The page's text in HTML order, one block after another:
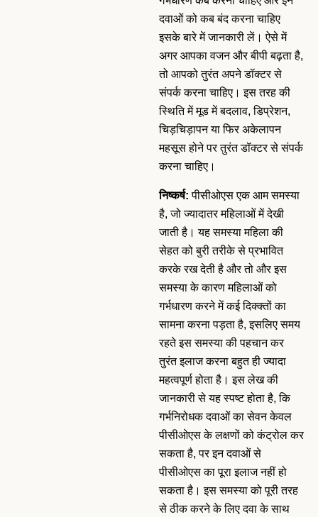
दवाओं को कब बंद करना चाहिए
इसके बारे में जानकारी लें। ऐसे में
अगर आपका वजन और बीपी बढ़ता है,
तो आपको तुरंत अपने डॉक्टर से
संपर्क करना चाहिए। इस तरह की
स्थिति में मूड में बदलाव, डिप्रेशन,
चिड़चिड़ापन या फिर अकेलापन
महसूस होने पर तुरंत डॉक्टर से संपर्क
करना चाहिए।
निष्कर्ष: पीसीओएस एक आम समस्या
है, जो ज्यादातर महिलाओं में देखी
जाती है। यह समस्या महिला की
सेहत को बुरी तरीके से प्रभावित
करके रख देती है और तो और इस
समस्या के कारण महिलाओं को
गर्भधारण करने में कई दिक्क्तों का
सामना करना पड़ता है, इसलिए समय
रहते इस समस्या की पहचान कर
तुरंत इलाज करना बहुत ही ज्यादा
महत्वपूर्ण होता है। इस लेख की
जानकारी से यह स्पष्ट होता है, कि
गर्भनिरोधक दवाओं का सेवन केवल
पीसीओएस के लक्षणों को कंट्रोल कर
सकता है, पर इन दवाओं से
पीसीओएस का पूरा इलाज नहीं हो
सकता है। इस समस्या को पूरी तरह
से ठीक करने के लिए दवा के साथ